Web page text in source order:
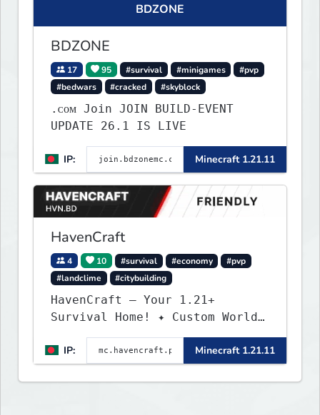
BDZONE
BDZONE
17 95 #survival #minigames
#pvp
#bedwars
#cracked #skyblock
.ᴄᴏᴍ Join JOIN BUILD-EVENT
UPDATE 26.1 IS LIVE
IP: Minecraft 1.21.11
HavenCraft
4 10 #survival #economy
#pvp
#landclime
#citybuilding
HavenCraft — Your 1.21+
Survival Home! ✦ Custom World
— Unique terrain generation ✦
Player Economy — Trade & build
wealth ✦ Land Claims — Protect
what you build ✦ Weekly Events
IP: Minecraft 1.21.11